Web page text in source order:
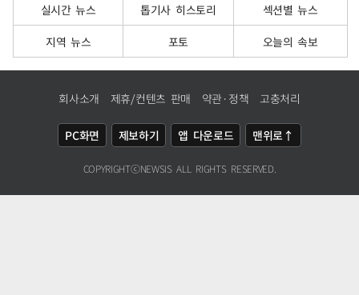
실시간 뉴스 톱기사 히스토리
섹션별 뉴스
지역 뉴스
포토 오늘의 속보
회사소개 제휴/컨텐츠 판매 약관·정책 고충처리
PC화면 제보하기 앱 다운로드 맨위로↑
COPYRIGHTⓒNEWSISALL RIGHTS RESERVED.